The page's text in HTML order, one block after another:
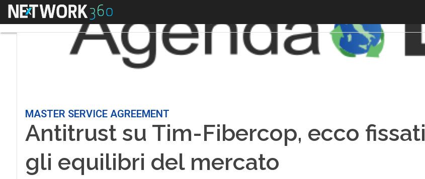
Menu
MASTER SERVICE AGREEMENT
Antitrust su Tim-Fibercop, ecco fissati
gli equilibri del mercato